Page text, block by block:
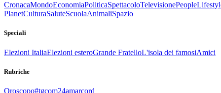
CronacaMondoEconomiaPoliticaSpettacoloTelevisionePeople
PlanetCulturaSaluteScuolaAnimaliSpazio
Speciali
Elezioni ItaliaElezioni esteroGrande FratelloL'isola dei famosiAmici
Rubriche
Oroscopo#tgcom24amarcord